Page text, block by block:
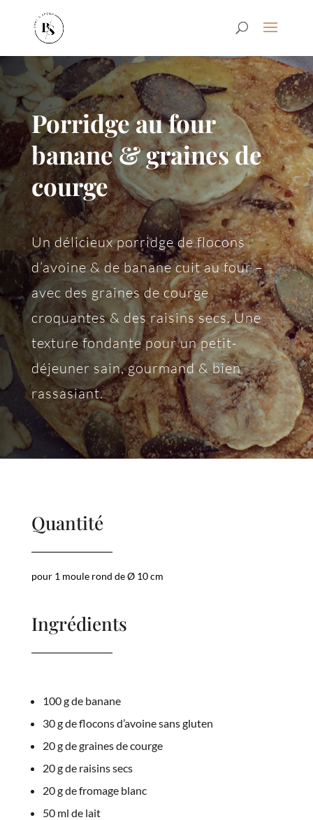
Porridge au four
banane & graines de
courge
Un délicieux porridge de flocons
d’avoine & de banane cuit au four –
avec des graines de courge
croquantes & des raisins secs. Une
texture fondante pour un petit-
déjeuner sain, gourmand & bien
rassasiant.
Quantité
pour 1 moule rond de Ø 10 cm
Ingrédients
100 g de banane
30 g de flocons d’avoine sans gluten
20 g de graines de courge
20 g de raisins secs
20 g de fromage blanc
50 ml de lait